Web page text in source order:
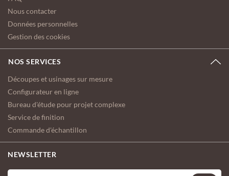
Nous contacter
Données personnelles
Gestion des cookies
NOS SERVICES
Découpes et usinages sur mesure
Configurateur en ligne
Bureau d'étude pour projet complexe
Service de finition
Commande d'échantillon
NEWSLETTER